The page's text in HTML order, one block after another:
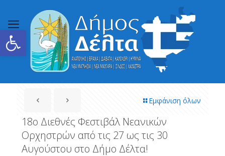
Ανοίξτε τη γραμμή εργαλείων
Εμφάνιση όλων
18ο Διεθνές Φεστιβάλ Νεανικών
Ορχηστρών από τις 27 ως τις 30
Αυγούστου στο Δήμο Δέλτα!